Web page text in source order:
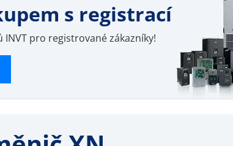
s registrací
pro registrované zákazníky!